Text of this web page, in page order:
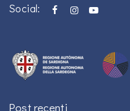
Social:
Post recenti